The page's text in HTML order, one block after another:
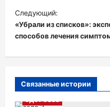
в
и
г
а
я
Следующий:
«Убрали из списков»:
способов лечения
Связанные истории
ЗДОРОВЬЕ